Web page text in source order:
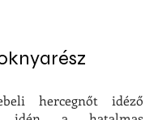
hercegnőt idéző